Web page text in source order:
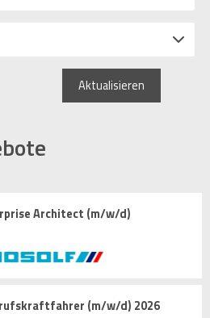
Aktualisieren
Architect (m/w/d)
(m/w/d) 2026